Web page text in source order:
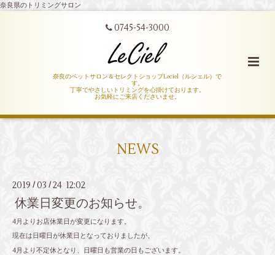
奈良県のトリミングサロン
0745-54-3000
奈良のペットサロン＆セレクトショップLeciel（ルシェル）で
す。
丁寧でやさしいトリミングを心掛けております。
お気軽にご来店くださいませ。
NEWS
2019 /03 /24 12:02
休業日変更のお知らせ。
4月よりお店休業日が変更になります。
現在は日曜日が休業日となっておりましたが、
4月より不定休となり、日曜日も営業の日もございます。